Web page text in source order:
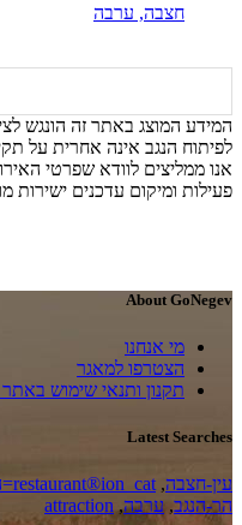
חצבה, ערבה
המידע המוצג באתר זה הונגש
לפיתוח הנגב אינה אחרית על
אנו ממליצים לוודא שפרטי
פעילות ומיקום עדכנים
About GoNegev
מי אנחנו
הצטרפו למאגר
תקנון ותנאי שימוש באתר
Latest Searches
עין-חצבה, restaurant®ion_cat=הר-הנגב
הר-הנגב,ערבה,
attraction